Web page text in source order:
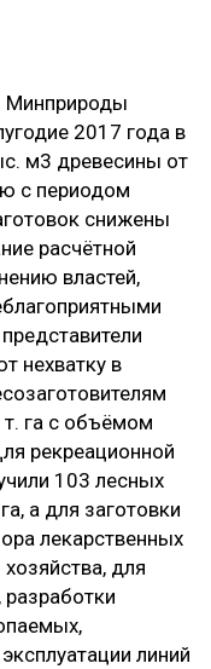
Минприроды
2017 года в
м3 древесины от
с периодом
снижены
расчётной
властей,
нехватку в
т. га с объёмом
рекреационной
103 лесных
а для заготовки
лекарственных
для
разработки
линий